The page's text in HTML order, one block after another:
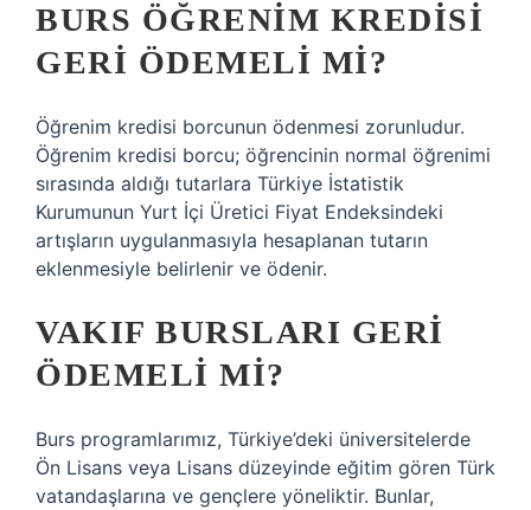
BURS ÖĞRENIM KREDISI
GERI ÖDEMELI MI?
Öğrenim kredisi borcunun ödenmesi zorunludur.
Öğrenim kredisi borcu; öğrencinin normal öğrenimi
sırasında aldığı tutarlara Türkiye İstatistik
Kurumunun Yurt İçi Üretici Fiyat Endeksindeki
artışların uygulanmasıyla hesaplanan tutarın
eklenmesiyle belirlenir ve ödenir.
VAKIF BURSLARI GERI
ÖDEMELI MI?
Burs programlarımız, Türkiye’deki üniversitelerde
Ön Lisans veya Lisans düzeyinde eğitim gören Türk
vatandaşlarına ve gençlere yöneliktir. Bunlar,